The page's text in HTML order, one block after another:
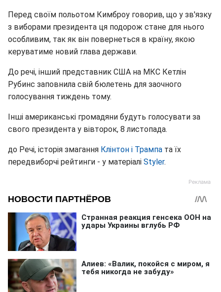
Перед своїм польотом Кимброу говорив, що у зв'язку
з виборами президента ця подорож стане для нього
особливим, так як він повернеться в країну, якою
керуватиме новий глава держави.
До речі, інший представник США на МКС Кетлін
Рубинс заповнила свій бюлетень для заочного
голосування тиждень тому.
Інші американські громадяни будуть голосувати за
свого президента у вівторок, 8 листопада.
до Речі, історія змагання Клінтон і Трампа та їх
передвиборчі рейтинги - у матеріалі Styler.